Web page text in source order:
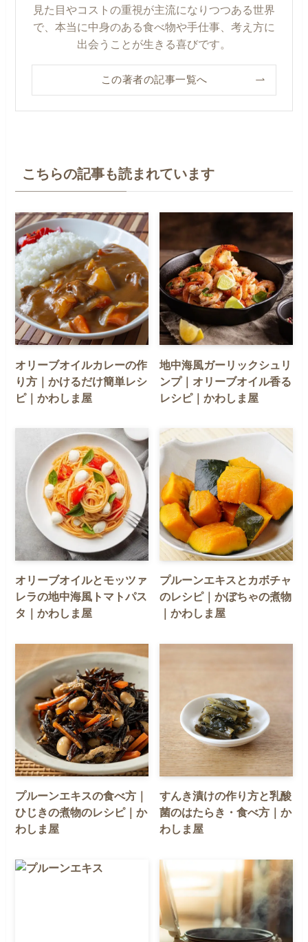
見た目やコストの重視が主流になりつつある世界
で、本当に中身のある食べ物や手仕事、考え方に
出会うことが生きる喜びです。
この著者の記事一覧へ
こちらの記事も読まれています
オリーブオイルカレーの作
り方｜かけるだけ簡単レシ
ピ｜かわしま屋
地中海風ガーリックシュリ
ンプ｜オリーブオイル香る
レシピ｜かわしま屋
オリーブオイルとモッツァ
レラの地中海風トマトパス
タ｜かわしま屋
プルーンエキスとカボチャ
のレシピ｜かぼちゃの煮物
｜かわしま屋
プルーンエキスの食べ方｜
ひじきの煮物のレシピ｜か
わしま屋
すんき漬けの作り方と乳酸
菌のはたらき・食べ方｜か
わしま屋